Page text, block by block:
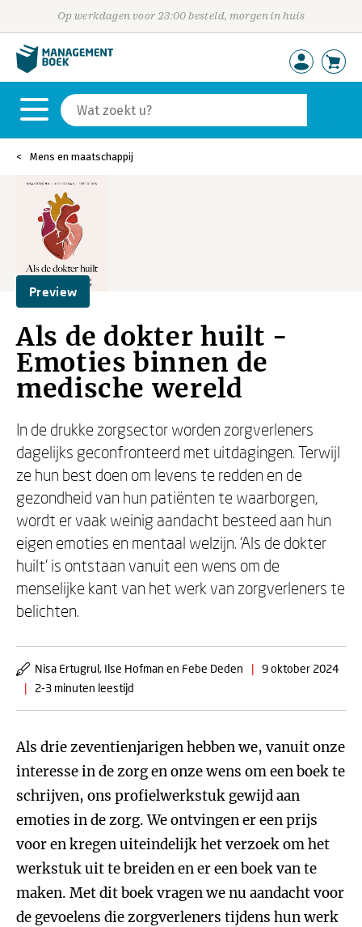
Op werkdagen voor 23:00 besteld, morgen in huis
Mens en maatschappij
Preview
Als de dokter huilt -
Emoties binnen de
medische wereld
In de drukke zorgsector worden zorgverleners
dagelijks geconfronteerd met uitdagingen. Terwijl
ze hun best doen om levens te redden en de
gezondheid van hun patiënten te waarborgen,
wordt er vaak weinig aandacht besteed aan hun
eigen emoties en mentaal welzijn. ‘Als de dokter
huilt’ is ontstaan vanuit een wens om de
menselijke kant van het werk van zorgverleners te
belichten.
Nisa Ertugrul, Ilse Hofman en Febe Deden | 9 oktober 2024
|
2-3 minuten leestijd
Als drie zeventienjarigen hebben we, vanuit onze
interesse in de zorg en onze wens om een boek te
schrijven, ons profielwerkstuk gewijd aan
emoties in de zorg. We ontvingen er een prijs
voor en kregen uiteindelijk het verzoek om het
werkstuk uit te breiden en er een boek van te
maken. Met dit boek vragen we nu aandacht voor
de gevoelens die zorgverleners tijdens hun werk